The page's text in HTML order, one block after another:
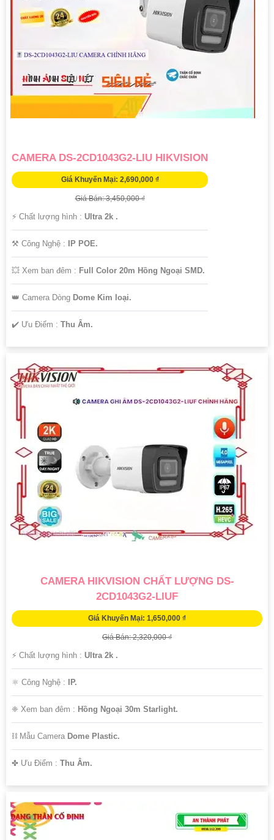
CAMERA DS-2CD1043G2-LIU HIKVISION
Giá Khuyến Mại: 2,690,000 ₫
Giá Bán: 3,450,000 ₫
️⚡ Chất lượng hình : Ultra 2k .
⚒ Công Nghệ : IP POE.
💥 Xem ban đêm : Full Color 20m Hồng Ngoại SMD.
👑 Camera Dòng Dome Kim loại.
️✔️ Ưu Điểm : Thu Âm.
CAMERA HIKVISION CHẤT LƯỢNG DS-
2CD1043G2-LIUF
Giá Khuyến Mại: 1,650,000 ₫
Giá Bán: 2,320,000 ₫
️⚡ Chất lượng hình : Ultra 2k .
⚛️ Công Nghệ : IP.
❈ Xem ban đêm : Hồng Ngoại 30m Starlight.
⛓ Mẫu Camera Dome Plastic.
️✤ Ưu Điểm : Thu Âm.